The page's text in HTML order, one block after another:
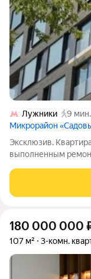
Лужники
9 мин.
Микрорайон
Эксклюзив.
выполненным
брендов. Высокий
Полная стоимость в
180 000 000
107 м² 3-комн.